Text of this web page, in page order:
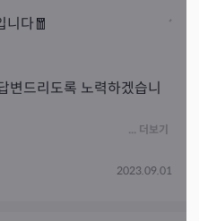
니다🧧
변드리도록 노력하겠습니
... 더보기
2023.09.01